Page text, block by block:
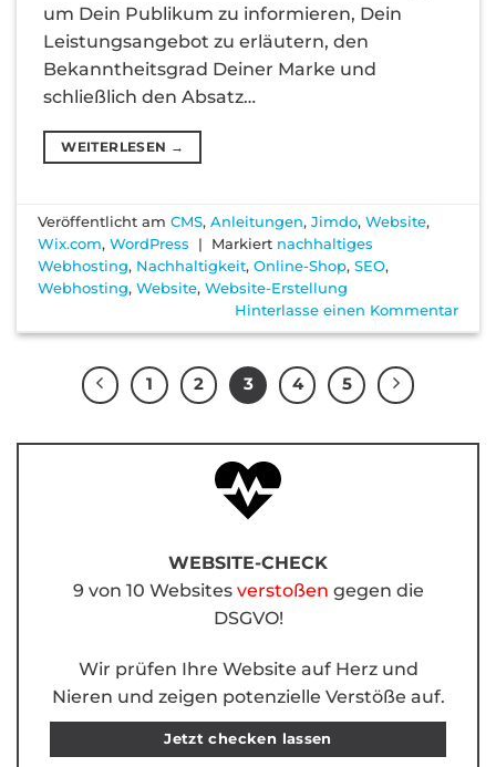
um Dein Publikum zu informieren, Dein
Leistungsangebot zu erläutern, den
Bekanntheitsgrad Deiner Marke und
schließlich den Absatz…
WEITERLESEN →
Veröffentlicht amCMS,Anleitungen,Jimdo,Website,
Wix.com,WordPress | Markiert nachhaltiges
Webhosting, Nachhaltigkeit,Online-Shop,SEO,
Webhosting,Website,Website-Erstellung
Hinterlasse einen Kommentar
1 2 3 4 5
WEBSITE-CHECK
9 von 10 Websites verstoßen gegen die
DSGVO!
Wir prüfen Ihre Website auf Herz und
Nieren und zeigen potenzielle Verstöße auf.
Jetzt checken lassen